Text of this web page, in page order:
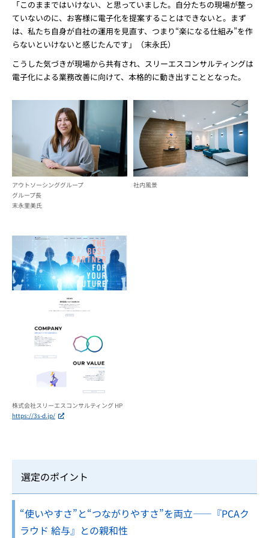
「このままではいけない、と思っていました。自分たちの現場が整っ
ていないのに、お客様に電子化を提案することはできないと。まず
は、私たち自身が自社の運用を見直す、つまり“楽になる仕組み”を作
らないといけないと感じたんです」（末永氏）
こうした気づきが現場から共有され、スリーエスコンサルティングは
電子化による業務改善に向けて、本格的に動き出すこととなった。
アウトソーシンググループ
グループ長
末永里美氏
社内風景
株式会社スリーエスコンサルティング HP
https://3s-d.jp/
選定のポイント
“使いやすさ”と“つながりやすさ”を両立――『PCAク
ラウド 給与』との親和性